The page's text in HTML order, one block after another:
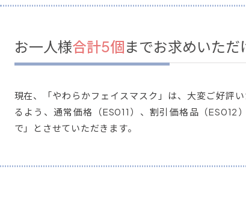
お一人様合計5個までお求めいただ
現在、「やわらかフェイスマスク」は、大変ご好評
るよう、通常価格（ES011）、割引価格品（ES012
で」とさせていただきます。